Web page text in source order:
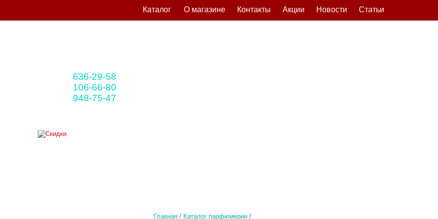
Главная / Каталог парфюмерии /
636-29-58
106-66-80
948-75-47
Статьи
Новости
Акции
Контакты
О магазине
Каталог